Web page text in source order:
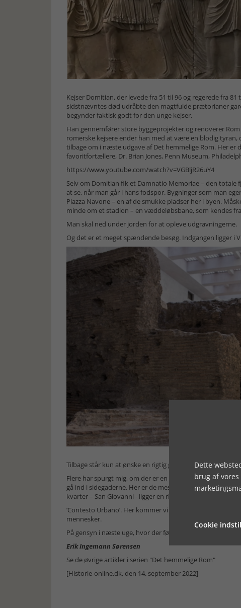
Kejser Domitian, der levede fra 51 til 96 og regerede fra
sidstnævntes død udråbte den magtfulde prætorianer
begynder faktisk godt for den unge kejser.
Han gennemfører store byggeprojekter og renoverer
romerske kejsere ender han med at være en blodig
tilbage om i næste udgave af Det hemmelige Rom. Her
favoritfortællere, Dr. Brian Jones, Penn Museum,
https://www.youtube.com/watch?v=VGBljR26uY4
Selv om Domitian fik et Damnatio Memoriae – den totale
at se, når man går i hans fodspor. Bygninger som man
Piazza Navone – en af de smukke pladser her i byen.
minde om et stadion – en væddeløbsbane, som kendes fra
Man skal ned under jorden for at opleve udgravningerne.
Og det er et meget spændende besøg. Indgangen ligger i
Tilbage står kun at ønske en rigtig god oplevelse – avere
Flere har spurgt mig, om der er en restaurant, som jeg
gå ind i sidegaderne. Her er de mest spændende og ikke
kvarter – San Giovanni - ligger en rigtig god. På Via Gallia:
’Contesto Urbano’. Her kommer vi gerne til
mennesker.
På gensyn i næste uge, hvor der følger mere om kejser
Erik Ingemann Sørensen
Se de øvrige artikler i serien "Det hemmelige Rom"
[Historie-online.dk, den 14. september 2022]
Dette
brug af
Cookie